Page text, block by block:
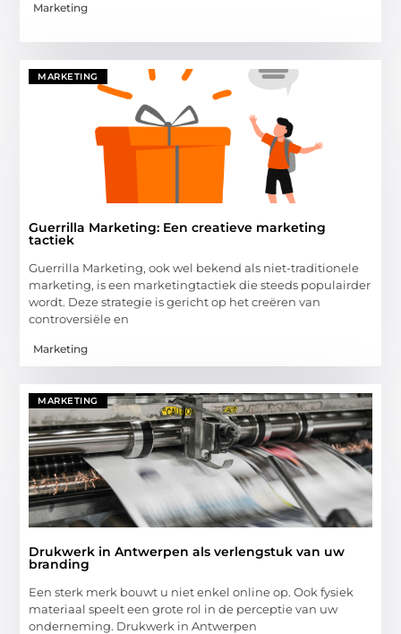
Marketing
MARKETING
Guerrilla Marketing: Een creatieve marketing
tactiek
Guerrilla Marketing, ook wel bekend als niet-traditionele
marketing, is een marketingtactiek die steeds populairder
wordt. Deze strategie is gericht op het creëren van
controversiële en
Marketing
MARKETING
Drukwerk in Antwerpen als verlengstuk van uw
branding
Een sterk merk bouwt u niet enkel online op. Ook fysiek
materiaal speelt een grote rol in de perceptie van uw
onderneming. Drukwerk in Antwerpen